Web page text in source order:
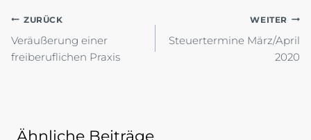
Beitragsnavigation
ZURÜCK
Veräußerung einer
freiberuflichen Praxis
WEITER
Steuertermine März/April
2020